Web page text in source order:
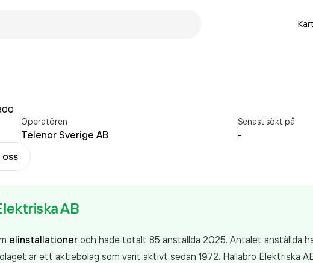
Operatören
Telenor Sverige AB
Senast sökt på
-
oss
AB
elinstallationer och hade totalt 85 anställda 2025. Antalet anställda
är ett aktiebolag som varit aktivt sedan 1972. Hallabro Elektriska